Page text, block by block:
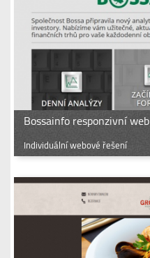
Bossainfo responzivní web
Individuální webové řešení